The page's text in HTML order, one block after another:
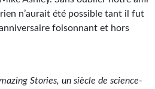
n’aurait été possible tant il fut
foisonnant et hors
Stories, un siècle de science-